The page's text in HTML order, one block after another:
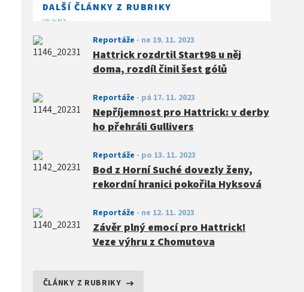
DALŠÍ ČLÁNKY Z RUBRIKY
Reportáže - ne 19. 11. 2023
Hattrick rozdrtil Start98 u něj
doma, rozdíl činil šest gólů
Reportáže - pá 17. 11. 2023
Nepříjemnost pro Hattrick: v derby
ho přehráli Gullivers
Reportáže - po 13. 11. 2023
Bod z Horní Suché dovezly ženy,
rekordní hranici pokořila Hyksová
Reportáže - ne 12. 11. 2023
Závěr plný emocí pro Hattrick!
Veze výhru z Chomutova
ČLÁNKY Z RUBRIKY